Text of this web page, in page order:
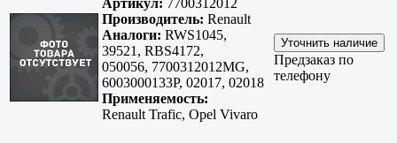
Артикул: 7700312012
Производитель: Renault
Аналоги: RWS1045,
39521, RBS4172,
050056, 7700312012MG,
6003000133P, 02017, 02018
Применяемость:
Renault Trafic, Opel Vivaro
Предзаказ по
телефону